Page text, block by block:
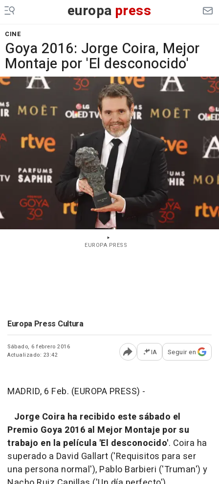
europa press
CINE
Goya 2016: Jorge Coira, Mejor
Montaje por 'El desconocido'
EUROPA PRESS
Europa Press Cultura
Sábado, 6 febrero 2016
Actualizado: 23:42
Abrir opciones para
IA Seguir en
MADRID, 6 Feb. (EUROPA PRESS) -
Jorge Coira ha recibido este sábado el
Premio Goya 2016 al Mejor Montaje por su
trabajo en la película 'El desconocido'. Coira ha
superado a David Gallart ('Requisitos para ser
una persona normal'), Pablo Barbieri ('Truman') y